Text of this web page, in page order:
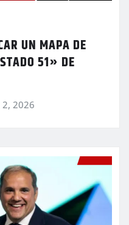
UN MAPA DE
51» DE
2, 2026